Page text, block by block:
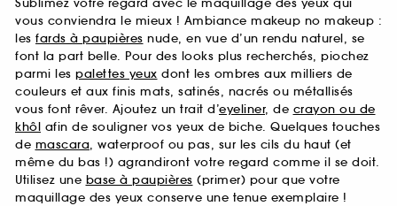
vous conviendra le mieux ! Ambiance makeup no makeup :
les fards à paupières nude, en vue d’un rendu naturel, se
font la part belle. Pour des looks plus recherchés, piochez
parmi les palettes yeux dont les ombres aux milliers de
couleurs et aux finis mats, satinés, nacrés ou métallisés
vous font rêver. Ajoutez un trait d’eyeliner, de crayon ou de
khôl afin de souligner vos yeux de biche. Quelques touches
de mascara, waterproof ou pas, sur les cils du haut (et
même du bas !) agrandiront votre regard comme il se doit.
Utilisez une base à paupières (primer) pour que votre
maquillage des yeux conserve une tenue exemplaire !